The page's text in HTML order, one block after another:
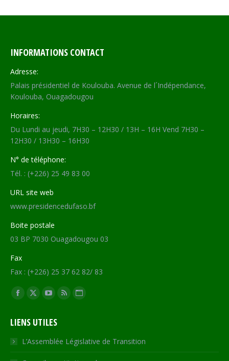
INFORMATIONS CONTACT
Adresse:
Palais présidentiel de Koulouba. Avenue de l´Indépendance,
Koulouba, Ouagadougou
Horaires:
Du Lundi au jeudi, 7H30 – 12H30 / 13H – 16H Vend 7H30 –
12H30 / 13H30 – 16H30
N° de téléphone:
Tél. : (+226) 25 49 83 00
URL site web
www.presidencedufaso.bf
Boite postale
03 BP 7030 Ouagadougou 03
Fax
Fax : (+226) 25 37 62 82/ 83
Trouvez nous sur :
Facebook
opens
in
new
X
opens
in
new
YouTube
opens
in
new
RSS
in
new
Site
opens
in
LIENS UTILES
L’Assemblée Législative de Transition